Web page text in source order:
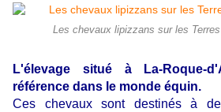
Les chevaux lipizzans sur les
L'élevage situé à La-Roque-
référence dans le monde équin.
Ces chevaux sont destinés à